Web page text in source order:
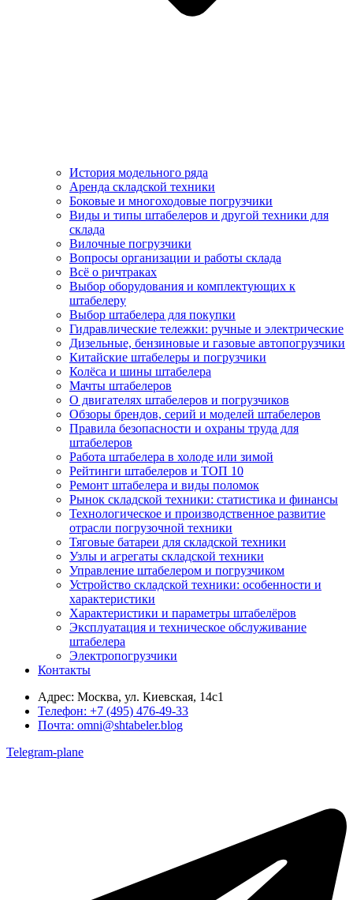
История модельного ряда
Аренда складской техники
Боковые и многоходовые погрузчики
Виды и типы штабелеров и другой техники для
склада
Вилочные погрузчики
Вопросы организации и работы склада
Всё о ричтраках
Выбор оборудования и комплектующих к
штабелеру
Выбор штабелера для покупки
Гидравлические тележки: ручные и электрические
Дизельные, бензиновые и газовые автопогрузчики
Китайские штабелеры и погрузчики
Колёса и шины штабелера
Мачты штабелеров
О двигателях штабелеров и погрузчиков
Обзоры брендов, серий и моделей штабелеров
Правила безопасности и охраны труда для
штабелеров
Работа штабелера в холоде или зимой
Рейтинги штабелеров и ТОП 10
Ремонт штабелера и виды поломок
Рынок складской техники: статистика и финансы
Технологическое и производственное развитие
отрасли погрузочной техники
Тяговые батареи для складской техники
Узлы и агрегаты складской техники
Управление штабелером и погрузчиком
Устройство складской техники: особенности и
характеристики
Характеристики и параметры штабелёров
Эксплуатация и техническое обслуживание
штабелера
Электропогрузчики
Контакты
Адрес: Москва, ул. Киевская, 14с1
Телефон: +7 (495) 476-49-33
Почта: omni@shtabeler.blog
Telegram-plane